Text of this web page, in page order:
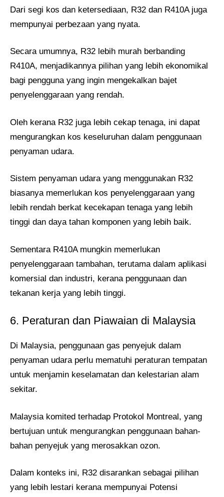
Dari segi kos dan ketersediaan, R32 dan R410A juga
mempunyai perbezaan yang nyata.
Secara umumnya, R32 lebih murah berbanding
R410A, menjadikannya pilihan yang lebih ekonomikal
bagi pengguna yang ingin mengekalkan bajet
penyelenggaraan yang rendah.
Oleh kerana R32 juga lebih cekap tenaga, ini dapat
mengurangkan kos keseluruhan dalam penggunaan
penyaman udara.
Sistem penyaman udara yang menggunakan R32
biasanya memerlukan kos penyelenggaraan yang
lebih rendah berkat kecekapan tenaga yang lebih
tinggi dan daya tahan komponen yang lebih baik.
Sementara R410A mungkin memerlukan
penyelenggaraan tambahan, terutama dalam aplikasi
komersial dan industri, kerana penggunaan dan
tekanan kerja yang lebih tinggi.
6. Peraturan dan Piawaian di Malaysia
Di Malaysia, penggunaan gas penyejuk dalam
penyaman udara perlu mematuhi peraturan tempatan
untuk menjamin keselamatan dan kelestarian alam
sekitar.
Malaysia komited terhadap Protokol Montreal, yang
bertujuan untuk mengurangkan penggunaan bahan-
bahan penyejuk yang merosakkan ozon.
Dalam konteks ini, R32 disarankan sebagai pilihan
yang lebih lestari kerana mempunyai Potensi